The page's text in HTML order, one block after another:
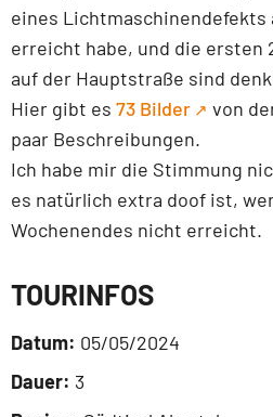
eines Lichtmaschinendefekts
erreicht habe, und die ersten
auf der Hauptstraße sind
Hier gibt es 73 Bilder
von
paar Beschreibungen.
Ich habe mir die Stimmung
es natürlich extra doof ist,
Wochenendes nicht erreicht.
TOURINFOS
Datum: 05/05/2024
Dauer: 3